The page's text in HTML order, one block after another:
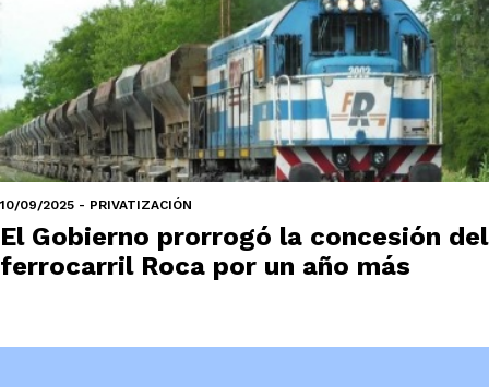
10/09/2025 - PRIVATIZACIÓN
El Gobierno prorrogó la concesión del
ferrocarril Roca por un año más